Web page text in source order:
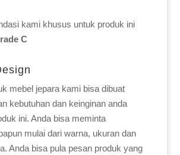
kami khusus untuk produk ini
C
mebel jepara kami bisa dibuat
kebutuhan dan keinginan anda
ini. Anda bisa meminta
mulai dari warna, ukuran dan
Anda bisa pula pesan produk yang